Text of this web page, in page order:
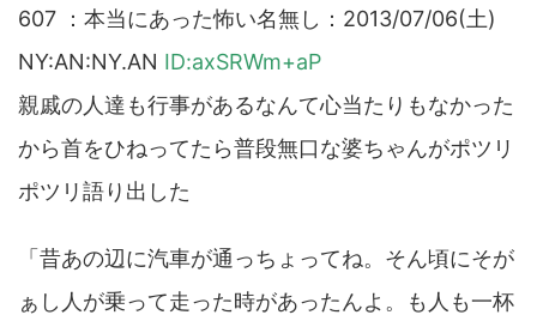
607 ：本当にあった怖い名無し：2013/07/06(土)
NY:AN:NY.AN ID:axSRWm+aP
親戚の人達も行事があるなんて心当たりもなかった
から首をひねってたら普段無口な婆ちゃんがポツリ
ポツリ語り出した
「昔あの辺に汽車が通っちょってね。そん頃にそが
ぁし人が乗って走った時があったんよ。も人も一杯